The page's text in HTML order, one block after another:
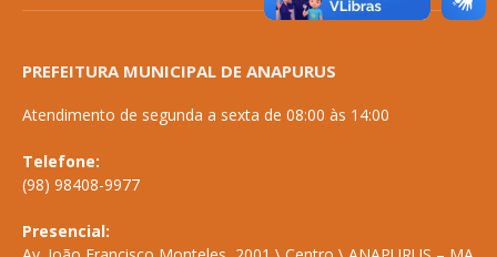
PREFEITURA MUNICIPAL DE ANAPURUS
Atendimento de segunda a sexta de 08:00 às 14:00
Telefone:
(98) 98408-9977
Presencial: